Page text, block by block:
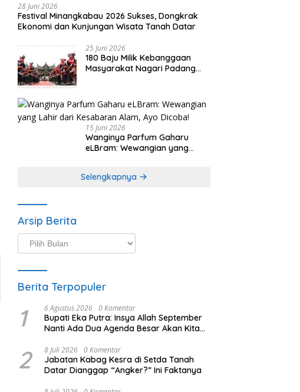
28 Juni 2026
Festival Minangkabau 2026 Sukses, Dongkrak
Ekonomi dan Kunjungan Wisata Tanah Datar
25 Juni 2026
180 Baju Milik Kebanggaan
Masyarakat Nagari Padang
Minangkabau
15 Juni 2026
Wanginya Parfum Gaharu
eLBram: Wewangian yang
Selengkapnya
Arsip Berita
Arsip
Berita
Berita Terpopuler
1 6 Agustus 2026 0 Komentar
Bupati Eka Putra: Insya Allah September
Nanti Ada Dua Agenda Besar Akan Kita
2 8 Juli 2026 0 Komentar
Jabatan Kabag Kesra di Setda Tanah
Datar Dianggap “Angker?” Ini Faktanya